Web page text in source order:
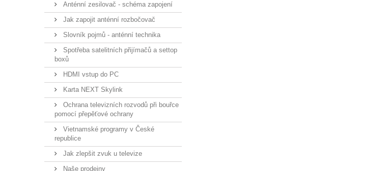
Anténní zesilovač - schéma zapojení
Jak zapojit anténní rozbočovač
Slovník pojmů - anténní technika
Spotřeba satelitních přijímačů a settop
boxů
HDMI vstup do PC
Karta NEXT Skylink
Ochrana televizních rozvodů při bouřce
pomocí přepěťové ochrany
Vietnamské programy v České
republice
Jak zlepšit zvuk u televize
Naše prodejny